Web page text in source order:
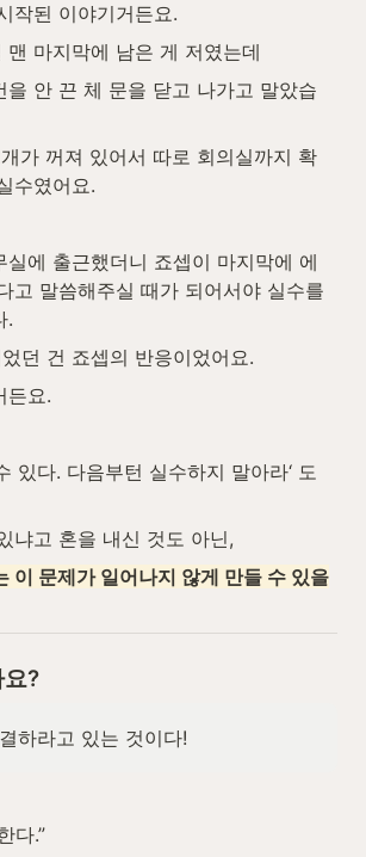
작된 이야기거든요.
맨 마지막에 남은 게 저였는데
을 안 끈 체 문을 닫고 나가고 말았습
가 꺼져 있어서 따로 회의실까지 확
수였어요.
실에 출근했더니 죠셉이 마지막에 에
고 말씀해주실 때가 되어서야 실수를
.
던 건 죠셉의 반응이었어요.
든요.
있다. 다음부턴 실수하지 말아라‘ 도
냐고 혼을 내신 것도 아닌,
이 문제가 일어나지 않게 만들 수 있을
?
하라고 있는 것이다!
다.”